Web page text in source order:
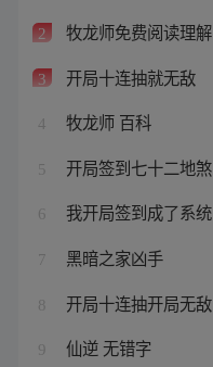
2 牧龙师免费阅读理解
3 开局十连抽就无敌
4 牧龙师 百科
5 开局签到七十二地煞
6 我开局签到成了系统
7 黑暗之家凶手
8 开局十连抽开局无敌
9 仙逆 无错字